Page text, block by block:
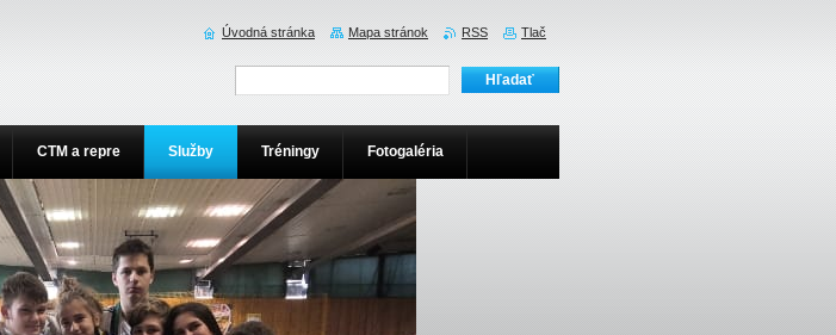
CTM a repre Služby Tréningy Fotogaléria
Úvodná stránka Mapa stránok RSS Tlač